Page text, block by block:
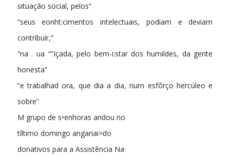
situação social, pelos”
“seus eonht:cimentos intelectuais, podiam e deviam
contríbuír,”
“na . ua “”Içada, pelo bem-i:star dos humildes, da gente
honesta”
“e trabalhad ora, que dia a dia, num esfôrço hercúleo e
sobre­”
M grupo de s•enhoras andou no
tíltimo domingo angariai>do
donativos para a Assistência Na·